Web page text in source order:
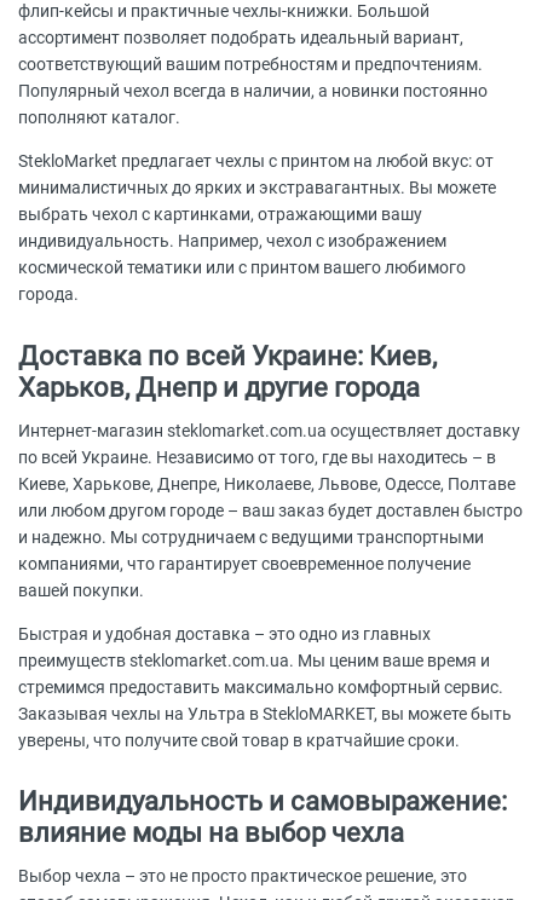
флип-кейсы и практичные чехлы-книжки. Большой
ассортимент позволяет подобрать идеальный вариант,
соответствующий вашим потребностям и предпочтениям.
Популярный чехол всегда в наличии, а новинки постоянно
пополняют каталог.
StekloMarket предлагает чехлы с принтом на любой вкус: от
минималистичных до ярких и экстравагантных. Вы можете
выбрать чехол с картинками, отражающими вашу
индивидуальность. Например, чехол с изображением
космической тематики или с принтом вашего любимого
города.
Доставка по всей Украине: Киев,
Харьков, Днепр и другие города
Интернет-магазин steklomarket.com.ua осуществляет доставку
по всей Украине. Независимо от того, где вы находитесь – в
Киеве, Харькове, Днепре, Николаеве, Львове, Одессе, Полтаве
или любом другом городе – ваш заказ будет доставлен быстро
и надежно. Мы сотрудничаем с ведущими транспортными
компаниями, что гарантирует своевременное получение
вашей покупки.
Быстрая и удобная доставка – это одно из главных
преимуществ steklomarket.com.ua. Мы ценим ваше время и
стремимся предоставить максимально комфортный сервис.
Заказывая чехлы на Ультра в StekloMARKET, вы можете быть
уверены, что получите свой товар в кратчайшие сроки.
Индивидуальность и самовыражение:
влияние моды на выбор чехла
Выбор чехла – это не просто практическое решение, это